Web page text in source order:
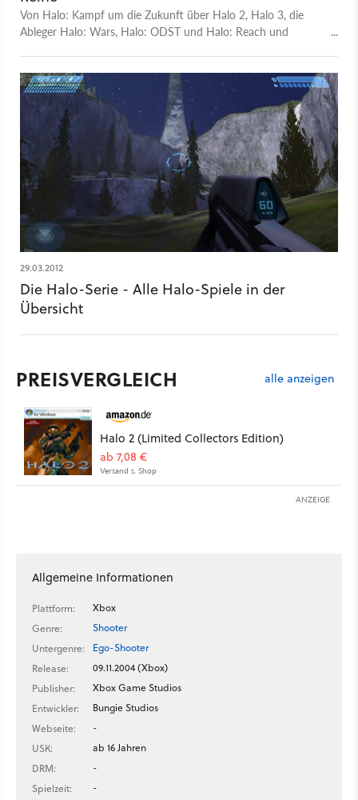
Von Halo: Kampf um die Zukunft über Halo 2, Halo 3, die
Ableger Halo: Wars, Halo: ODST und Halo: Reach und
29.03.2012
Die Halo-Serie - Alle Halo-Spiele in der
Übersicht
PREISVERGLEICH alle anzeigen
Halo 2 (Limited Collectors Edition)
ab 7,08 €
Versand s. Shop
ANZEIGE
Allgemeine Informationen
Plattform:
Xbox
Genre:
Shooter
Untergenre:
Ego-Shooter
Release:
09.11.2004 (Xbox)
Publisher:
Xbox Game Studios
Entwickler:
Bungie Studios
Webseite:
-
USK:
ab 16 Jahren
DRM:
-
Spielzeit:
-